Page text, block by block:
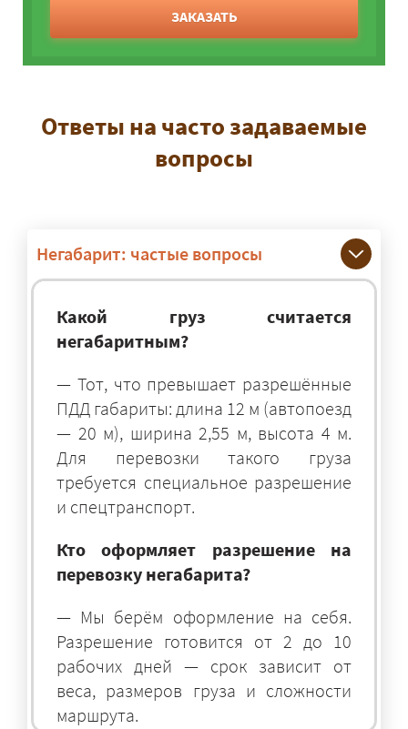
ЗАКАЗАТЬ
Ответы на часто задаваемые
вопросы
Негабарит: частые вопросы
Какой груз считается
негабаритным?
— Тот, что превышает разрешённые
ПДД габариты: длина 12 м (автопоезд
— 20 м), ширина 2,55 м, высота 4 м.
Для перевозки такого груза
требуется специальное разрешение
и спецтранспорт.
Кто оформляет разрешение на
перевозку негабарита?
— Мы берём оформление на себя.
Разрешение готовится от 2 до 10
рабочих дней — срок зависит от
веса, размеров груза и сложности
маршрута.